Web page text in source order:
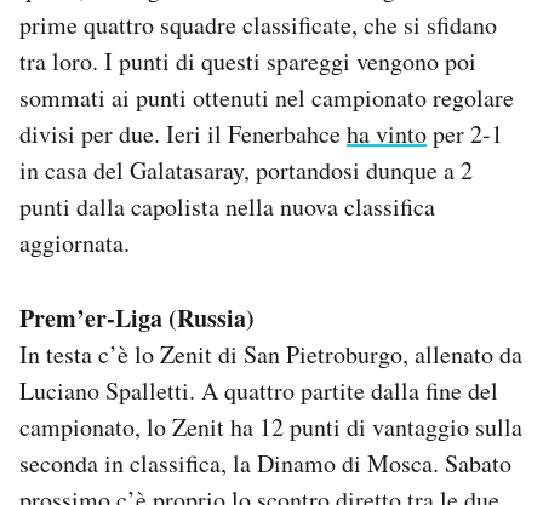
prime quattro squadre classificate, che si sfidano
tra loro. I punti di questi spareggi vengono poi
sommati ai punti ottenuti nel campionato regolare
divisi per due. Ieri il Fenerbahceha vintoper 2-1
in casa del Galatasaray, portandosi dunque a 2
punti dalla capolista nella nuova classifica
aggiornata.
Prem’er-Liga (Russia)
In testa c’è lo Zenit di San Pietroburgo, allenato da
Luciano Spalletti. A quattro partite dalla fine del
campionato, lo Zenit ha 12 punti di vantaggio sulla
seconda in classifica, la Dinamo di Mosca. Sabato